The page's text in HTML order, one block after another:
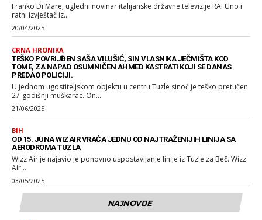
Franko Di Mare, ugledni novinar italijanske državne televizije RAI Uno i
ratni izvještač iz...
20/04/2025
CRNA HRONIKA
TEŠKO POVRIJĐEN SAŠA VILUŠIĆ, SIN VLASNIKA JEČMIŠTA KOD
TOME, ZA NAPAD OSUMNIČEN AHMED KASTRATI KOJI SE DANAS
PREDAO POLICIJI.
U jednom ugostiteljskom objektu u centru Tuzle sinoć je teško pretučen
27-godišnji muškarac. On...
21/06/2025
BIH
OD 15. JUNA WIZAIR VRAĆA JEDNU OD NAJTRAŽENIJIH LINIJA SA
AERODROMA TUZLA
Wizz Air je najavio je ponovno uspostavljanje linije iz Tuzle za Beč. Wizz
Air...
03/05/2025
NAJNOVIJE